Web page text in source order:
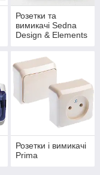
Розетки та
вимикачі Sedna
Design & Elements
Розетки і вимикачі
Prima